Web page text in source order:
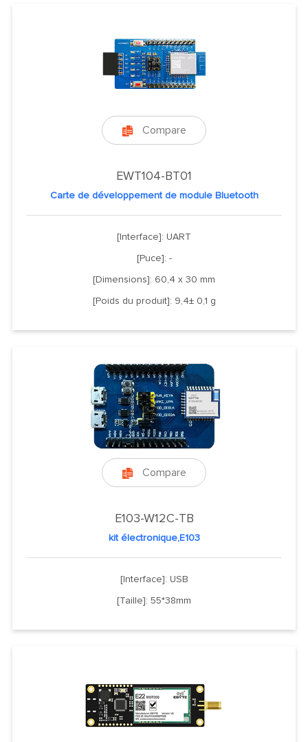
 Compare
EWT104-BT01
Carte de développement de module Bluetooth
[Interface]: UART
[Puce]: -
[Dimensions]: 60,4 x 30 mm
[Poids du produit]: 9,4± 0,1 g
 Compare
E103-W12C-TB
kit électronique,E103
[Interface]: USB
[Taille]: 55*38mm